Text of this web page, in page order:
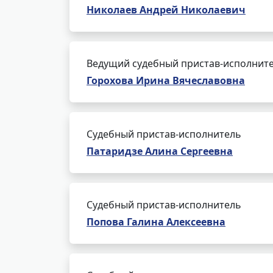
Николаев Андрей Николаевич
Ведущий судебный пристав-
Горохова Ирина Вячеславовна
Судебный пристав-исполнитель
Патаридзе Алина Сергеевна
Судебный пристав-исполнитель
Попова Галина Алексеевна